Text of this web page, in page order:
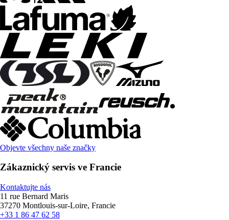
Objevte všechny naše značky
Zákaznický servis ve Francie
Kontaktujte nás
11 rue Bernard Maris
37270 Montlouis-sur-Loire, Francie
+33 1 86 47 62 58